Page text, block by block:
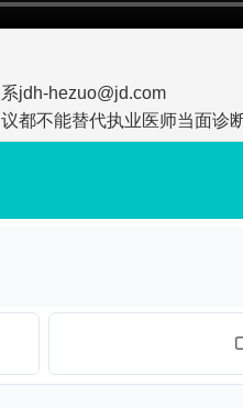
jdh-hezuo@jd.com
都不能替代执业医师当面诊